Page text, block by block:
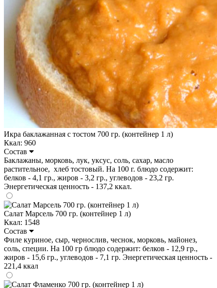
Икра баклажанная с тостом 700 гр. (контейнер 1 л)
Ккал: 960
Состав
Баклажаны, морковь, лук, уксус, соль, сахар, масло
растительное, хлеб тостовый. На 100 г. блюдо содержит:
белков - 4,1 гр., жиров - 3,2 гр., углеводов - 23,2 гр.
Энергетическая ценность - 137,2 ккал.
Салат Марсель 700 гр. (контейнер 1 л)
Ккал: 1548
Состав
Филе куриное, сыр, чернослив, чеснок, морковь, майонез,
соль, специи. На 100 гр блюдо содержит: белков - 12,9 гр.,
жиров - 15,6 гр., углеводов - 7,1 гр. Энергетическая ценность -
221,4 ккал